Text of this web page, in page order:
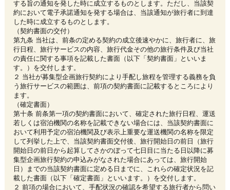
する旨の通知を発した時に成立するものとします。ただし、当該契
約において電子承諾通知を発する場合は、当該通知が旅行者に到達
した時に成立するものとします。
（契約書面の交付）
第九条 当社は、前条の定める契約の成立後速やかに、旅行者に、旅
行日程、旅行サービスの内容、旅行代金その他の旅行条件及び当社
の責任に関する事項を記載した書面（以下「契約書面」といいま
す。）を交付します。
２ 当社が募集型企画旅行契約により手配し旅程を管理する義務を負
う旅行サービスの範囲は、前項の契約書面に記載するところにより
ます。
（確定書面）
第十条 前条第一項の契約書面において、確定された旅行日程、運送
若しくは宿泊機関の名称を記載できない場合には、当該契約書面に
おいて利用予定の宿泊機関及び表示上重要な運送機関の名称を限定
して列挙した上で、当該契約書面交付後、旅行開始日の前日（旅行
開始日の前日から起算してさかのぼって七日目に当たる日以降に募
集型企画旅行契約の申込みがなされた場合にあっては、旅行開始
日）までの当該契約書面に定める日までに、これらの確定状況を記
載した書面（以下「確定書面」といいます。）を交付します。
２ 前項の場合において、手配状況の確認を希望する旅行者から問い